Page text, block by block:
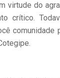
virtude do
crítico.
comunidade